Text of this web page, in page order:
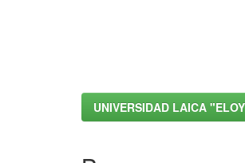
UNIVERSIDAD LAICA